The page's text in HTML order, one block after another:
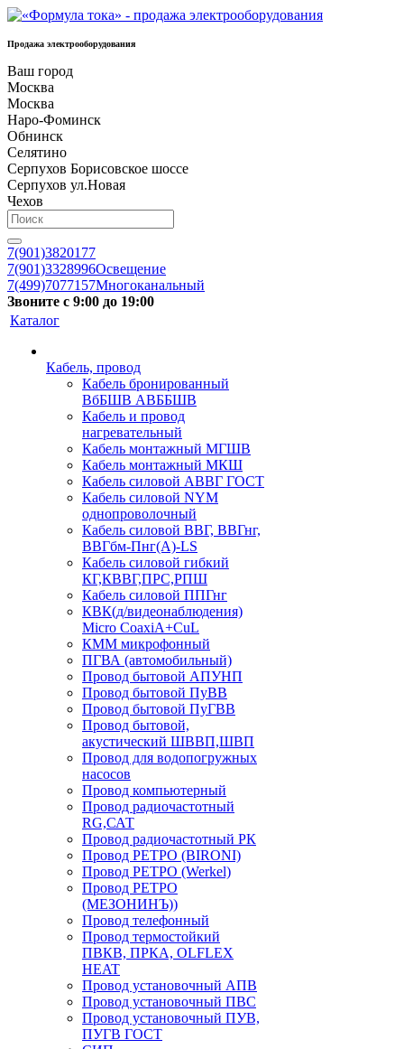
Продажа электрооборудования
Ваш город
Москва
Москва
Наро-Фоминск
Обнинск
Селятино
Серпухов Борисовское шоссе
Серпухов ул.Новая
Чехов
7(901)3820177
7(901)3328996Освещение
7(499)7077157Многоканальный
Звоните с 9:00 до 19:00
Каталог
Кабель, провод
Кабель бронированный
ВбБШВ АВББШВ
Кабель и провод
нагревательный
Кабель монтажный МГШВ
Кабель монтажный МКШ
Кабель силовой АВВГ ГОСТ
Кабель силовой NYM
однопроволочный
Кабель силовой ВВГ, ВВГнг,
ВВГбм-Пнг(А)-LS
Кабель силовой гибкий
КГ,КВВГ,ПРС,РПШ
Кабель силовой ППГнг
КВК(д/видеонаблюдения)
Micro CoaxiA+CuL
КММ микрофонный
ПГВА (автомобильный)
Провод бытовой АПУНП
Провод бытовой ПуВВ
Провод бытовой ПуГВВ
Провод бытовой,
акустический ШВВП,ШВП
Провод для водопогружных
насосов
Провод компьютерный
Провод радиочастотный
RG,САТ
Провод радиочастотный РК
Провод РЕТРО (BIRONI)
Провод РЕТРО (Werkel)
Провод РЕТРО
(МЕЗОНИНЪ))
Провод телефонный
Провод термостойкий
ПВКВ, ПРКА, OLFLEX
HEAT
Провод установочный АПВ
Провод установочный ПВС
Провод установочный ПУВ,
ПУГВ ГОСТ